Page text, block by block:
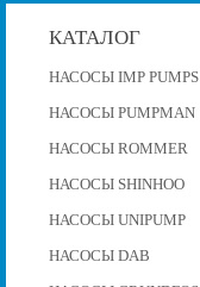
КАТАЛОГ
НАСОСЫ IMP PUMPS
НАСОСЫ PUMPMAN
НАСОСЫ ROMMER
НАСОСЫ SHINHOO
НАСОСЫ UNIPUMP
НАСОСЫ DAB